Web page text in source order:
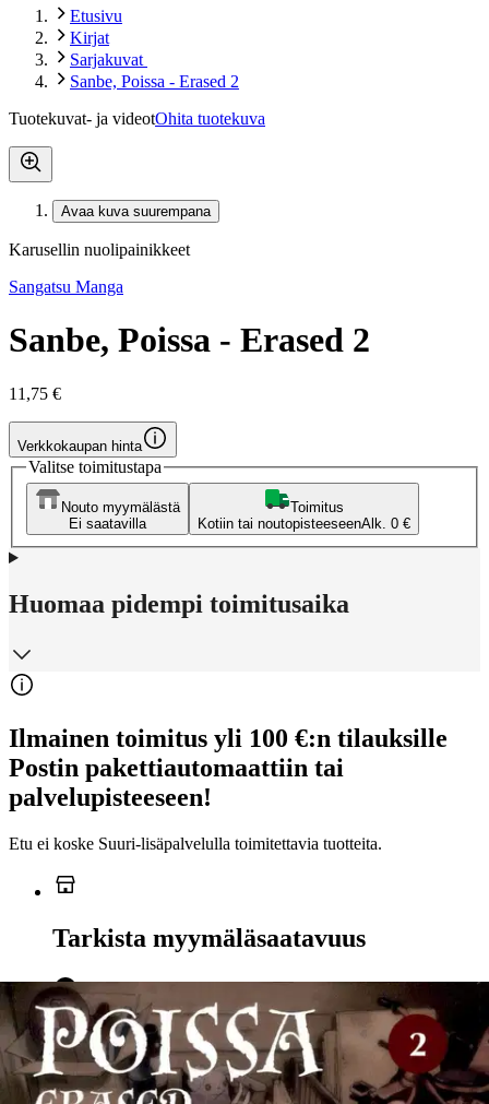
Etusivu
Kirjat
Sarjakuvat
Sanbe, Poissa - Erased 2
Tuotekuvat- ja videotOhita tuotekuva
Avaa kuva suurempana
Karusellin nuolipainikkeet
Sangatsu Manga
Sanbe, Poissa - Erased 2
11,75 €
Verkkokaupan hinta
Valitse toimitustapa
Nouto myymälästä
Ei saatavilla
Toimitus
Kotiin tai noutopisteeseenAlk. 0 €
Huomaa pidempi toimitusaika
Ilmainen toimitus yli 100 €:n tilauksille
Postin pakettiautomaattiin tai
palvelupisteeseen!
Etu ei koske Suuri‑lisäpalvelulla toimitettavia tuotteita.
Tarkista myymäläsaatavuus
Ei saatavilla